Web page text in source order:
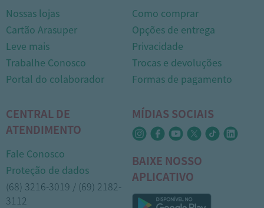
Nossas lojas
Cartão Arasuper
Leve mais
Trabalhe Conosco
Portal do colaborador
Como comprar
Opções de entrega
Privacidade
Trocas e devoluções
Formas de pagamento
CENTRAL DE
ATENDIMENTO
Fale Conosco
Proteção de dados
(68) 3216-3019 / (69) 2182-
3112
MÍDIAS SOCIAIS
BAIXE NOSSO
APLICATIVO